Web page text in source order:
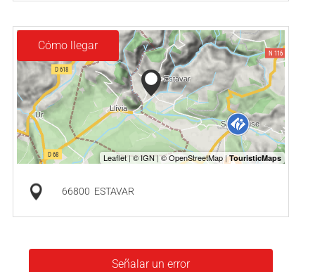
Cómo llegar
66800 ESTAVAR
Señalar un error